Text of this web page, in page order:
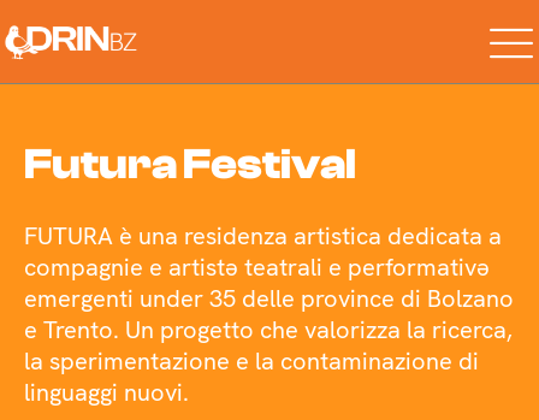
Futura Festival
FUTURA è una residenza artistica dedicata a
compagnie e artistə teatrali e performativə
emergenti under 35 delle province di Bolzano
e Trento. Un progetto che valorizza la ricerca,
la sperimentazione e la contaminazione di
linguaggi nuovi.